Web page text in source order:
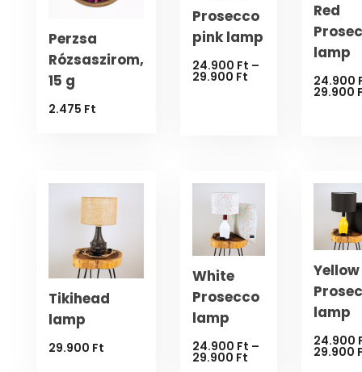
Perzsa
Rózsaszirom,
15 g
2.475 Ft
Prosecco
pink lamp
24.900 Ft –
29.900 FtÁrtartomány:
Red
lamp
24.900
29.900
Tikihead
lamp
29.900 Ft
White
Prosecco
lamp
24.900 Ft –
29.900 FtÁrtartomány:
Yellow
lamp
24.900
29.900